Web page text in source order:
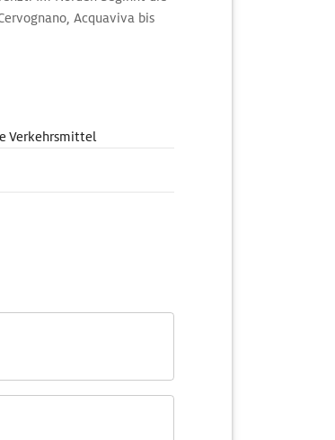
Acquaviva bis
Verkehrsmittel